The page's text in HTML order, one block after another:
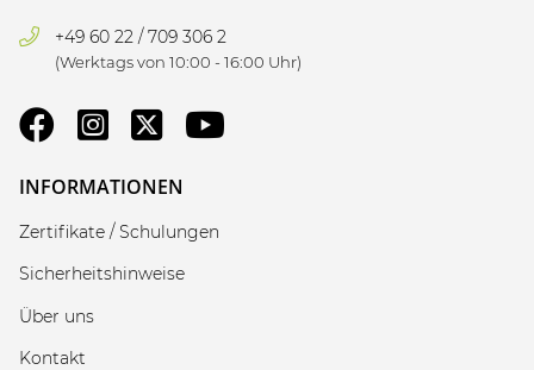
+49 60 22 / 709 306 2
(Werktags von 10:00 - 16:00 Uhr)
INFORMATIONEN
Zertifikate / Schulungen
Sicherheitshinweise
Über uns
Kontakt